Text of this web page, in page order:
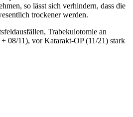
so lässt sich verhindern, dass die
trockener werden.
Trabekulotomie an
08/11), vor Katarakt-OP (11/21) stark